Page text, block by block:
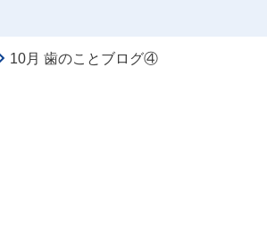
10月 歯のことブログ④